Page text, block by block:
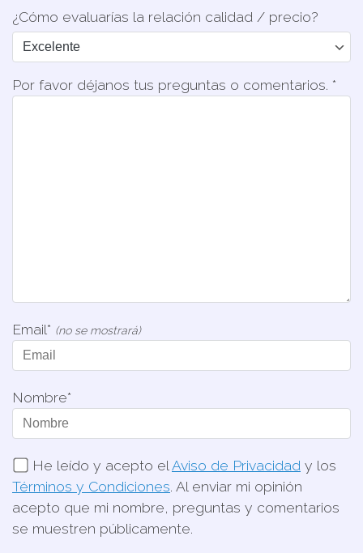
¿Cómo evaluarías la relación calidad / precio?
Por favor déjanos tus preguntas o comentarios. *
Email* (no se mostrará)
Nombre*
He leído y acepto el Aviso de Privacidad y los
Términos y Condiciones. Al enviar mi opinión
acepto que mi nombre, preguntas y comentarios
se muestren públicamente.